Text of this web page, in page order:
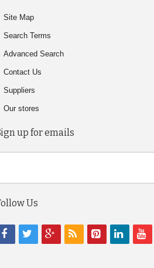
Site Map
Search Terms
Advanced Search
Contact Us
Suppliers
Our stores
up for emails
Us